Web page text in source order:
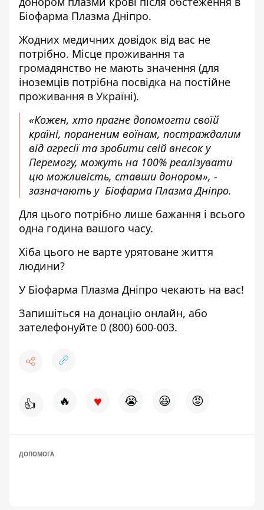
Біофарма Плазма Дніпро.
Жодних медичних довідок від вас не
потрібно. Місце проживання та
громадянство не мають значення (для
іноземців потрібна посвідка на постійне
проживання в Україні).
«Кожен, хто прагне допомогти своїй
країні, пораненим воїнам, постраждалим
від агресії та зробити свій внесок у
Перемогу, можуть на 100% реалізувати
цю можливість, ставши донором», -
зазначають у Біофарма Плазма Дніпро.
Для цього потрібно лише бажання і всього
одна година вашого часу.
Хіба цього не варте урятоване життя
людини?
У Біофарма Плазма Дніпро чекають на вас!
Запишіться на донацію онлайн, або
зателефонуйте 0 (800) 600-003.
👍 🔥 ♥ 😭 😆 😡
ДОПОМОГА